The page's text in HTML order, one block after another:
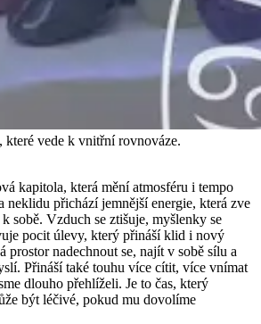
které vede k vnitřní rovnováze.
kapitola, která mění atmosféru i tempo
neklidu přichází jemnější energie, která zve
sobě. Vzduch se ztišuje, myšlenky se
pocit úlevy, který přináší klid i nový
prostor nadechnout se, najít v sobě sílu a
Přináší také touhu více cítit, více vnímat
dlouho přehlíželi. Je to čas, který
být léčivé, pokud mu dovolíme